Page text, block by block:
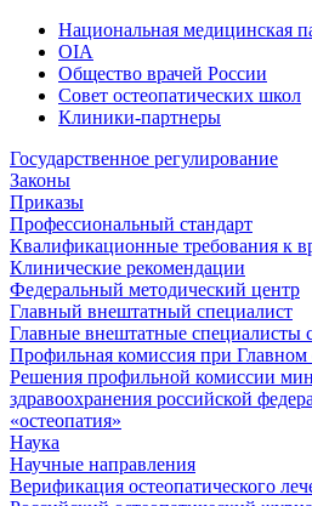
Национальная медицинская
OIA
Общество врачей России
Совет остеопатических школ
Клиники-партнеры
Государственное регулирование
Законы
Приказы
Профессиональный стандарт
Квалификационные требования к
Клинические рекомендации
Федеральный методический центр
Главный внештатный специалист
Главные внештатные специалисты
Профильная комиссия при Главном
Решения профильной комиссии
здравоохранения российской
«остеопатия»
Наука
Научные направления
Верификация остеопатического